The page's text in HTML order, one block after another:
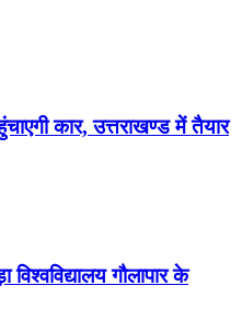
कार, उत्तराखण्ड में तैयार
गौलापार के